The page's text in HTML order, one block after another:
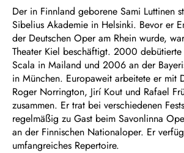
Der in Finnland geborene Sami Luttinen
Sibelius Akademie in Helsinki. Bevor er
der Deutschen Oper am Rhein wurde,
Theater Kiel beschäftigt. 2000 debütierte
Scala in Mailand und 2006 an der
in München. Europaweit arbeitete er mit
Roger Norrington, Jirí Kout und Rafael
zusammen. Er trat bei verschiedenen
regelmäßig zu Gast beim Savonlinna
an der Finnischen Nationaloper. Er
umfangreiches Repertoire.